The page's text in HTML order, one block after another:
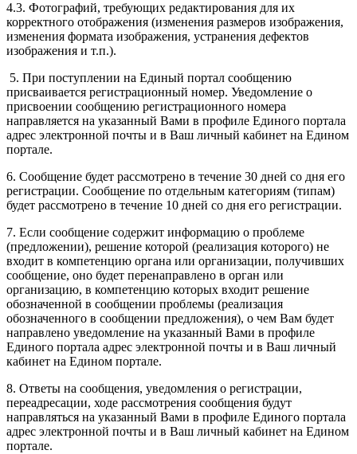
4.3. Фотографий, требующих редактирования для их
корректного отображения (изменения размеров изображения,
изменения формата изображения, устранения дефектов
изображения и т.п.).
5. При поступлении на Единый портал сообщению
присваивается регистрационный номер. Уведомление о
присвоении сообщению регистрационного номера
направляется на указанный Вами в профиле Единого портала
адрес электронной почты и в Ваш личный кабинет на Едином
портале.
6. Сообщение будет рассмотрено в течение 30 дней со дня его
регистрации. Сообщение по отдельным категориям (типам)
будет рассмотрено в течение 10 дней со дня его регистрации.
7. Если сообщение содержит информацию о проблеме
(предложении), решение которой (реализация которого) не
входит в компетенцию органа или организации, получивших
сообщение, оно будет перенаправлено в орган или
организацию, в компетенцию которых входит решение
обозначенной в сообщении проблемы (реализация
обозначенного в сообщении предложения), о чем Вам будет
направлено уведомление на указанный Вами в профиле
Единого портала адрес электронной почты и в Ваш личный
кабинет на Едином портале.
8. Ответы на сообщения, уведомления о регистрации,
переадресации, ходе рассмотрения сообщения будут
направляться на указанный Вами в профиле Единого портала
адрес электронной почты и в Ваш личный кабинет на Едином
портале.